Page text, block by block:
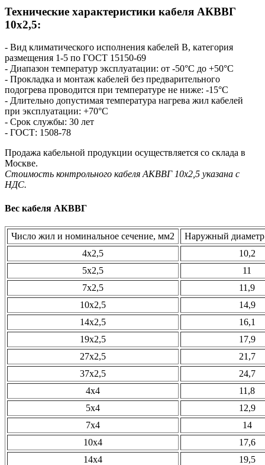
Технические характеристики кабеля AКВВГ
10х2,5:
- Вид климатического исполнения кабелей В, категория
размещения 1-5 по ГОСТ 15150-69
- Диапазон температур эксплуатации: от -50°С до +50°С
- Прокладка и монтаж кабелей без предварительного
подогрева проводится при температуре не ниже: -15°С
- Длительно допустимая температура нагрева жил кабелей
при эксплуатации: +70°С
- Срок службы: 30 лет
- ГОСТ: 1508-78
Продажа кабельной продукции осуществляется со склада в
Москве.
Стоимость контрольного кабеля AКВВГ 10х2,5 указана с
НДС.
Вес кабеля АКВВГ
Число жил и номинальное сечение, мм2
Наружный диаметр
4х2,5
10,2
5х2,5
11
7х2,5
11,9
10х2,5
14,9
14х2,5
16,1
19х2,5
17,9
27х2,5
21,7
37х2,5
24,7
4х4
11,8
5х4
12,9
7х4
14
10х4
17,6
14х4
19,5